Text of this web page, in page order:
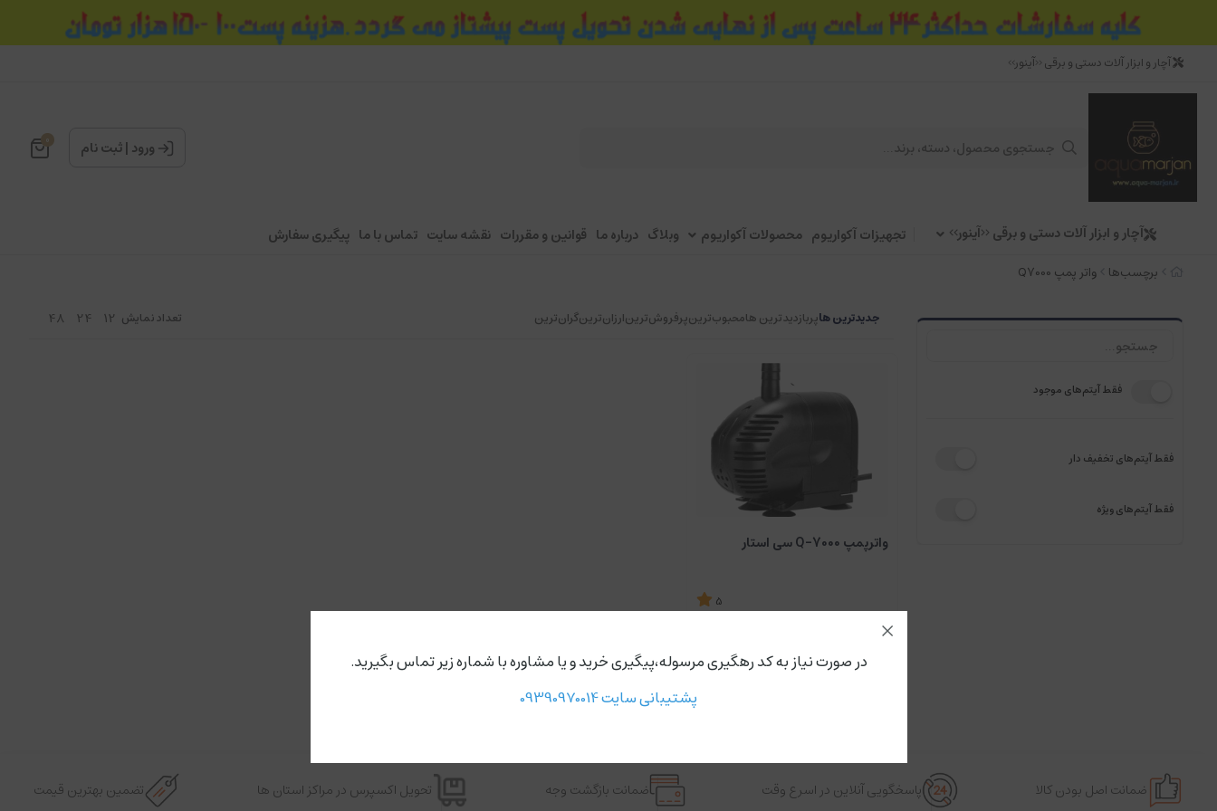
آچار و ابزار آلات دستی و برقی <<آینور>>
ورود |ثبت نام 0
آچار و ابزار آلات دستی و برقی <<آینور>> تجهیزات آکواریوم محصولات آکواریوم وبلاگ درباره ما قوانین و مقررات نقشه سایت تماس با ما پیگیری سفارش
برچسب‌ها واتر پمپ Q7000
فقط آیتم‌های موجود
فقط آیتم‌های تخفیف دار
فقط آیتم‌های ویژه
جدیدترین هاپربازدیدترین هامحبوب‌‌ترینپرفروش‌ترینارزان‌ترینگران‌ترین تعداد نمایش 12
24
48
واترپمپ Q-7000 سی استار
5
ضمانت اصل بودن کالا پاسخگویی آنلاین در اسرع وقت ضمانت بازگشت وجه تحویل اکسپرس در مراکز استان ها تضمین بهترین قیمت
در صورت نیاز به کد رهگیری مرسوله،پیگیری خرید و یا مشاوره با شماره زیر تماس بگیرید.
پشتیبانی سایت 09390970014